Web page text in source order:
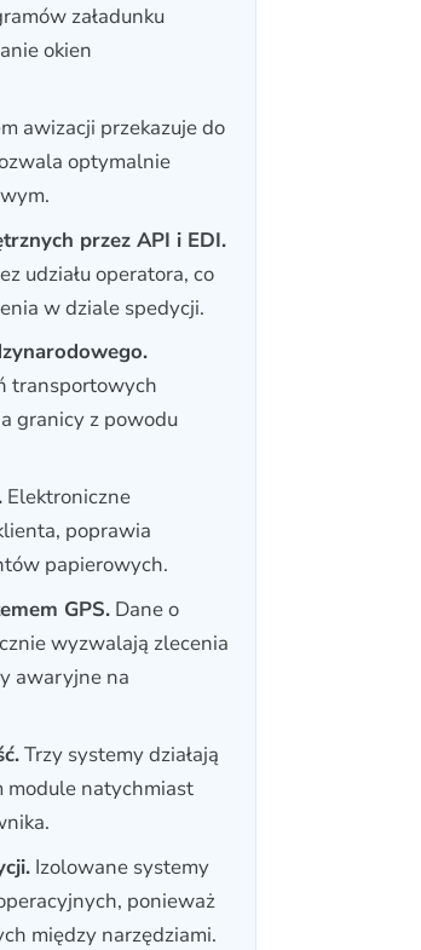
załadunku
okien
awizacji przekazuje do
optymalnie
przez API i EDI.
udziału operatora, co
w dziale spedycji.
transportowych
granicy z powodu
Elektroniczne
poprawia
papierowych.
GPS. Dane o
wyzwalają zlecenia
awaryjne na
Trzy systemy działają
module natychmiast
Izolowane systemy
ponieważ
między narzędziami.